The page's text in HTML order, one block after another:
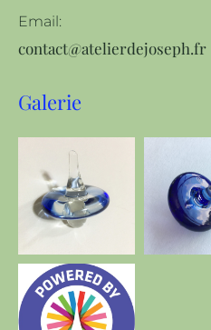
Email:
contact@atelierdejoseph.fr
Galerie